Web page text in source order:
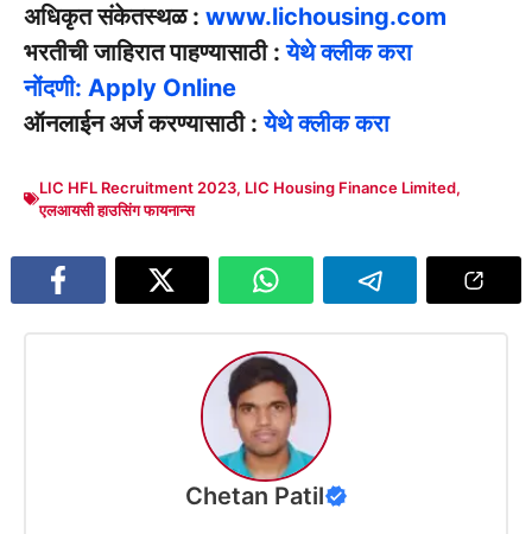
अधिकृत संकेतस्थळ : www.lichousing.com
भरतीची जाहिरात पाहण्यासाठी :येथे क्लीक करा
नोंदणी: Apply Online
ऑनलाईन अर्ज करण्यासाठी :येथे क्लीक करा
LIC HFL Recruitment 2023, LIC Housing Finance Limited,
एलआयसी हाउसिंग फायनान्स
Chetan Patil